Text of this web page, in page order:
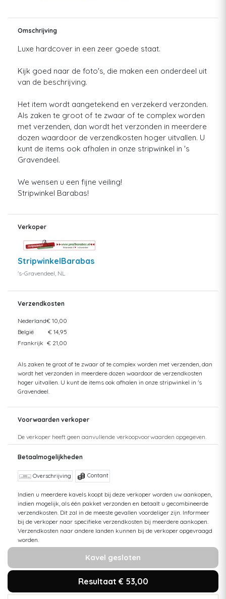
Omschrijving
Luxe hardcover in een zeer goede staat.
Kijk goed naar de foto's, die maken een onderdeel uit
van de beschrijving.
Het item wordt aangetekend en verzekerd verzonden.
Als zaken te groot of te zwaar of te complex worden
met verzenden, dan wordt het verzonden in meerdere
dozen waardoor de verzendkosten hoger uitvallen. U
kunt de items ook afhalen in onze stripwinkel in 's
Gravendeel.
We wensen u een fijne veiling!
Stripwinkel Barabas!
Verkoper
StripwinkelBarabas
's-Gravendeel, NL
Verzendkosten
Nederland€ 10,00
België
€ 14,95
Frankrijk € 21,00
Als zaken te groot of te zwaar of te complex worden met verzenden, dan
wordt het verzonden in meerdere dozen waardoor de verzendkosten
hoger uitvallen. U kunt de items ook afhalen in onze stripwinkel in 's
Gravendeel.
Voorwaarden verkoper
De verkoper heeft geen aanvullende verkoopvoorwaarden opgegeven.
Betaalmogelijkheden
Overschrijving Contant
Indien u meerdere kavels koopt bij deze verkoper worden uw aankopen,
indien mogelijk, als één pakket verzonden en betaalt u gecombineerde
verzendkosten. Dit zal in de meeste gevallen voordeliger zijn. Informeer
bij de verkoper naar specifieke verzendkosten bij meerdere aankopen.
Verzendkosten naar andere landen kunnen bij de verkoper opgevraagd
worden.
Kavel gesloten
Resultaat € 53,00